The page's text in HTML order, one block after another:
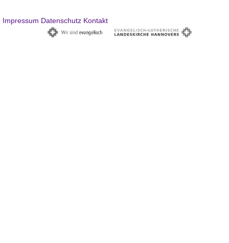
Impressum Datenschutz Kontakt